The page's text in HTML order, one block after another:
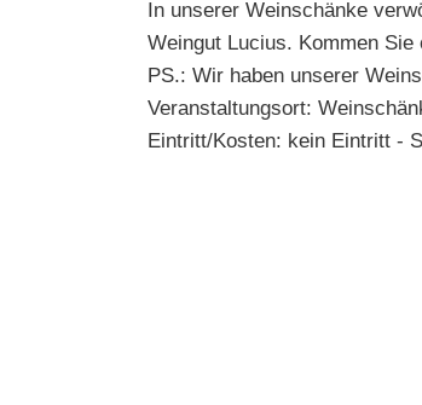
In unserer Weinschänke
Weingut Lucius. Kommen
PS.: Wir haben unserer
Veranstaltungsort:
Eintritt/Kosten: kein Eintritt -